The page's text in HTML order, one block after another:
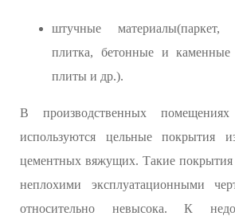
штучные материалы(паркет,
плитка, бетонные и
плиты и др.).
В производственных
используются цельные покрытия
цементных вяжущих. Такие покрытия
неплохими эксплуатационными
относительно невысока. К